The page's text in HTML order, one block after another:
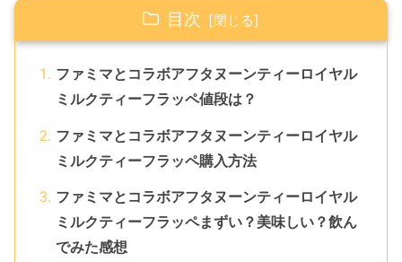
目次
ファミマとコラボアフタヌーンティーロイヤル
ミルクティーフラッペ値段は？
ファミマとコラボアフタヌーンティーロイヤル
ミルクティーフラッペ購入方法
ファミマとコラボアフタヌーンティーロイヤル
ミルクティーフラッペまずい？美味しい？飲ん
でみた感想